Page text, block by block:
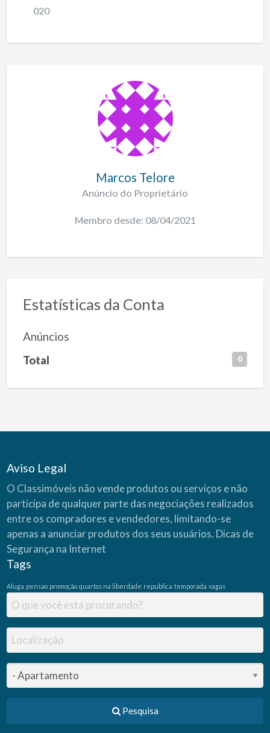
020
Marcos Telore
Anúncio do Proprietário
Membro desde: 08/04/2021
Estatísticas da Conta
Anúncios
Total 0
Aviso Legal
O Classimóveis não vende produtos ou serviços e não
participa de qualquer parte das negociações realizados
entre os compradores e vendedores, limitando-se
apenas a anunciar produtos dos seus usuários. Dicas de
Segurança na Internet
Tags
Aluga pensao promoção quartos na liberdade republica temporada vagas
Pesquisa